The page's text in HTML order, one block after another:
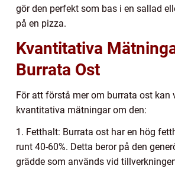
gör den perfekt som bas i en sallad
på en pizza.
Kvantitativa
Burrata Ost
För att förstå mer om burrata ost kan
kvantitativa mätningar om den:
1. Fetthalt: Burrata ost har en hög
runt 40-60%. Detta beror på den
grädde som används vid